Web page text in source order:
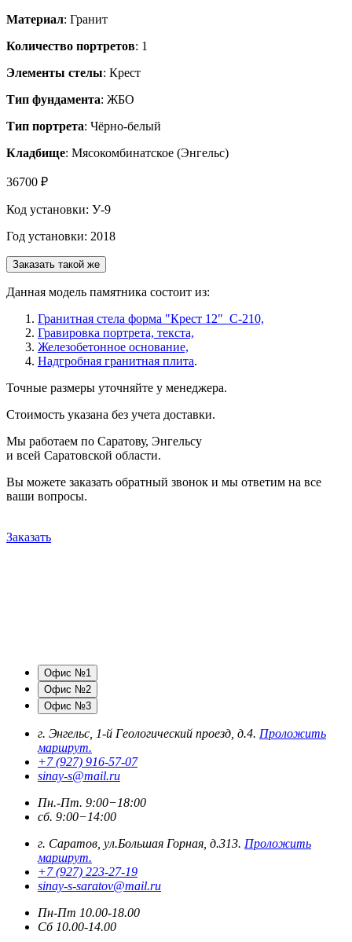
Материал: Гранит
Количество портретов: 1
Элементы стелы: Крест
Тип фундамента: ЖБО
Тип портрета: Чёрно-белый
Кладбище: Мясокомбинатское (Энгельс)
36700 ₽
Код установки: У-9
Год установки: 2018
Заказать такой же
Данная модель памятника состоит из:
Гранитная стела форма "Крест 12" С-210,
Гравировка портрета, текста,
Железобетонное основание,
Надгробная гранитная плита.
Точные размеры уточняйте у менеджера.
Стоимость указана без учета доставки.
Мы работаем по Саратову, Энгельсу
и всей Саратовской области.
Вы можете заказать обратный звонок и мы ответим на все
ваши вопросы.
Заказать
Офис №1
Офис №2
Офис №3
г. Энгельс, 1-й Геологический проезд, д.4. Проложить
маршрут.
+7 (927) 916-57-07
sinay-s@mail.ru
Пн.-Пт. 9:00−18:00
сб. 9:00−14:00
г. Саратов, ул.Большая Горная, д.313. Проложить
маршрут.
+7 (927) 223-27-19
sinay-s-saratov@mail.ru
Пн-Пт 10.00-18.00
Сб 10.00-14.00